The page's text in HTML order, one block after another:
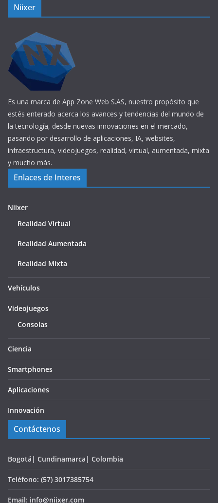
Niixer
Es una marca de App Zone Web S.AS, nuestro propósito que
estés enterado acerca los avances y tendencias del mundo de
la tecnología, desde nuevas innovaciones en el mercado,
pasando por desarrollo de aplicaciones, IA, websites,
infraestructura, videojuegos, realidad, virtual, aumentada, mixta
y mucho más.
Enlaces de Interes
Niixer
Realidad Virtual
Realidad Aumentada
Realidad Mixta
Vehículos
Videojuegos
Consolas
Ciencia
Smartphones
Aplicaciones
Innovación
Contáctenos
Bogotá| Cundinamarca| Colombia
Teléfono: (57) 3017385754
Email: info@niixer.com